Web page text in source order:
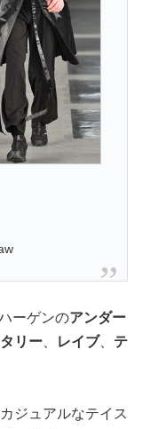
ーゲンのアンダー
リー レイブ、 テ
ジュアルなテイス